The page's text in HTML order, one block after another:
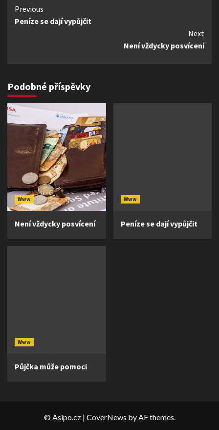
Continue
Reading
Previous
Peníze se dají vypůjčit
Next
Není vždycky posvícení
Podobné příspěvky
Www
Není vždycky posvícení
Www
Peníze se dají vypůjčit
Www
Půjčka může pomoci
© Asipo.cz | CoverNews by AF themes.